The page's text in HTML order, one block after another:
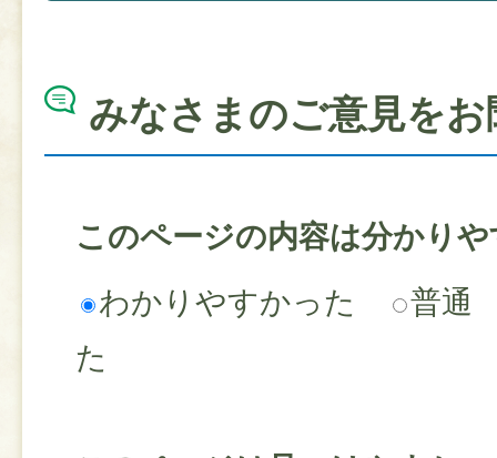
みなさまのご意見を
このページの内容は分かり
わかりやすかった
普通
た